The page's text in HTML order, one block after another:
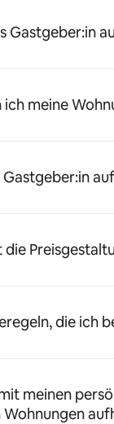
Gastgeber:in
ich meine
Gastgeber:in
die ich
meinen
Wohnungen